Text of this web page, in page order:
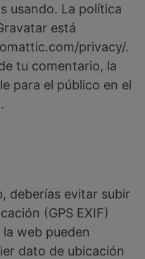
usando. La política
está
privacy/.
tu comentario, la
para el público en el
deberías evitar subir
(GPS EXIF)
web pueden
dato de ubicación